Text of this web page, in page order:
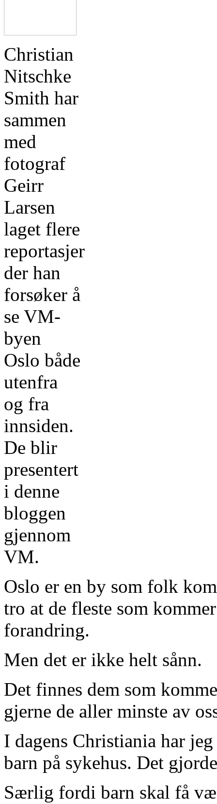
Christian
Nitschke
Smith har
sammen
med
fotograf
Geirr
Larsen
laget flere
reportasjer
der han
forsøker å
se VM-
byen
Oslo både
utenfra
og fra
innsiden.
De blir
presentert
i denne
bloggen
gjennom
VM.
Oslo er en by som folk
tro at de fleste som
forandring.
Men det er ikke helt sånn.
Det finnes dem som
gjerne de aller minste av
I dagens Christiania har
barn på sykehus. Det
Særlig fordi barn skal få